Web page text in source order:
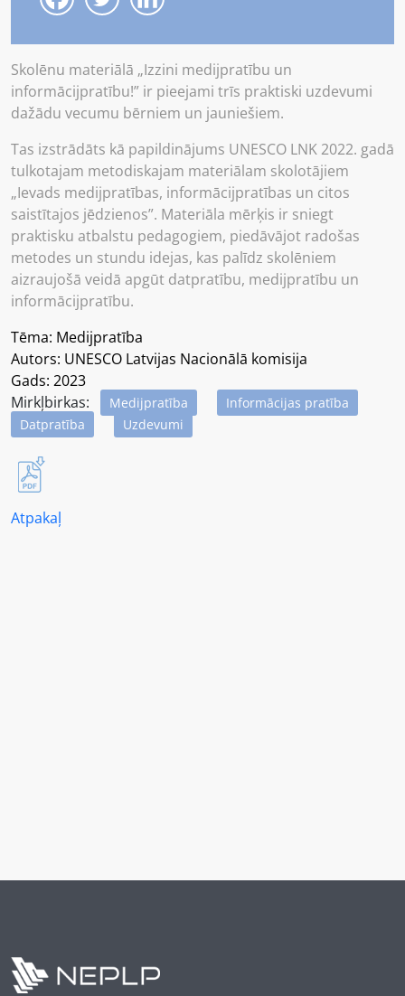
Skolēnu materiālā „Izzini medijpratību un
informācijpratību!” ir pieejami trīs praktiski uzdevumi
dažādu vecumu bērniem un jauniešiem.
Tas izstrādāts kā papildinājums UNESCO LNK 2022. gadā
tulkotajam metodiskajam materiālam skolotājiem
„Ievads medijpratības, informācijpratības un citos
saistītajos jēdzienos”. Materiāla mērķis ir sniegt
praktisku atbalstu pedagogiem, piedāvājot radošas
metodes un stundu idejas, kas palīdz skolēniem
aizraujošā veidā apgūt datpratību, medijpratību un
informācijpratību.
Tēma: Medijpratība
Autors: UNESCO Latvijas Nacionālā komisija
Gads: 2023
Mirkļbirkas:
Medijpratība
Informācijas pratība
Datpratība
Uzdevumi
Atpakaļ